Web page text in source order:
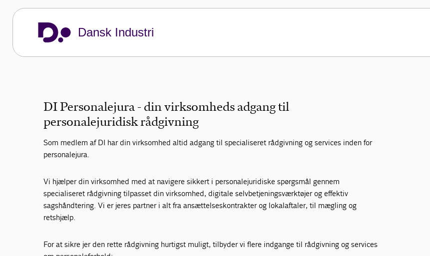
Dansk Industri
DI Personalejura
DI Personalejura - din virksomheds adgang til
personalejuridisk rådgivning
Som medlem af DI har din virksomhed altid adgang til specialiseret rådgivning og services inden for
personalejura.
Vi hjælper din virksomhed med at navigere sikkert i personalejuridiske spørgsmål gennem
specialiseret rådgivning tilpasset din virksomhed, digitale selvbetjeningsværktøjer og effektiv
sagshåndtering. Vi er jeres partner i alt fra ansættelseskontrakter og lokalaftaler, til mægling og
retshjælp.
For at sikre jer den rette rådgivning hurtigst muligt, tilbyder vi flere indgange til rådgivning og services